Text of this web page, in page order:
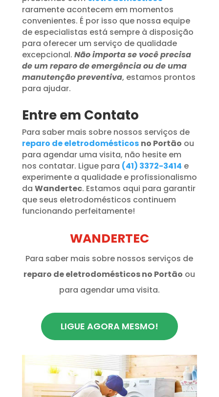
raramente acontecem em momentos
convenientes. É por isso que nossa equipe
de especialistas está sempre à disposição
para oferecer um serviço de qualidade
excepcional. Não importa se você precisa
de um reparo de emergência ou de uma
manutenção preventiva, estamos prontos
para ajudar.
Entre em Contato
Para saber mais sobre nossos serviços de
reparo de eletrodomésticos no Portão ou
para agendar uma visita, não hesite em
nos contatar. Ligue para (41) 3372-3414 e
experimente a qualidade e profissionalismo
da Wandertec. Estamos aqui para garantir
que seus eletrodomésticos continuem
funcionando perfeitamente!
WANDERTEC
Para saber mais sobre nossos serviços de
reparo de eletrodomésticos no Portão ou
para agendar uma visita.
LIGUE AGORA MESMO!